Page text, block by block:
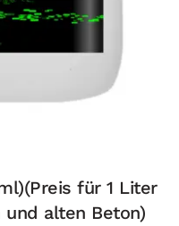
für 1 Liter
alten Beton)